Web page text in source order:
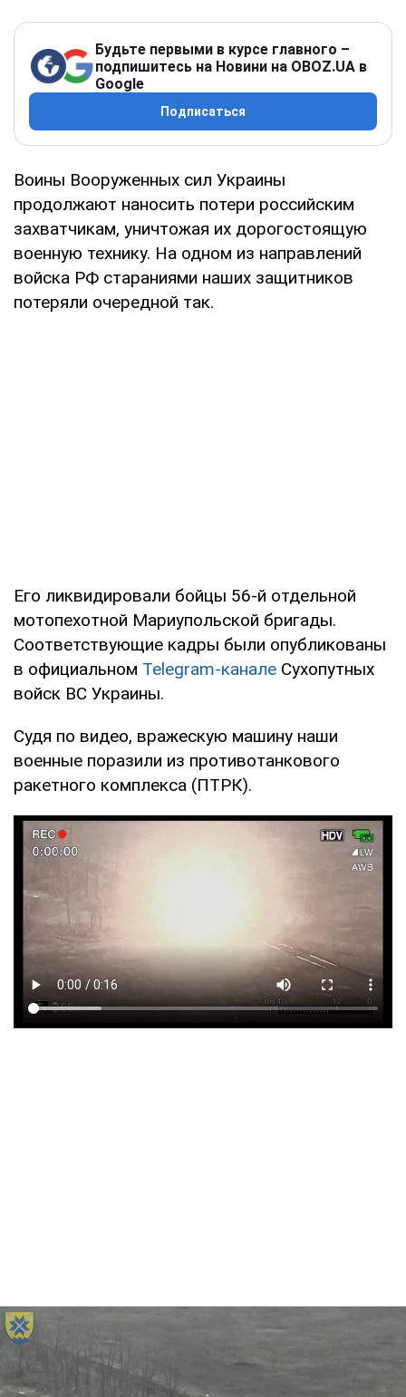
Будьте первыми в курсе главного –
подпишитесь на Новини на OBOZ.UA в
Google
Подписаться
Воины Вооруженных сил Украины
продолжают наносить потери российским
захватчикам, уничтожая их дорогостоящую
военную технику. На одном из направлений
войска РФ стараниями наших защитников
потеряли очередной так.
Его ликвидировали бойцы 56-й отдельной
мотопехотной Мариупольской бригады.
Соответствующие кадры были опубликованы
в официальном Telegram-канале Сухопутных
войск ВС Украины.
Судя по видео, вражескую машину наши
военные поразили из противотанкового
ракетного комплекса (ПТРК).